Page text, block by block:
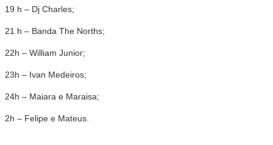
19 h – Dj Charles;
21 h – Banda The Norths;
22h – William Junior;
23h – Ivan Medeiros;
24h – Maiara e Maraisa;
2h – Felipe e Mateus.